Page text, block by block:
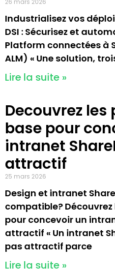
26 mars 2026
Industrialisez vos
DSI : Sécurisez et
Platform connectées à
ALM) « Une solution,
Lire la suite »
Decouvrez
base pour
intranet
attractif
25 mars 2026
Design et intranet
compatible?
pour concevoir un
attractif « Un intranet
pas attractif parce
Lire la suite »